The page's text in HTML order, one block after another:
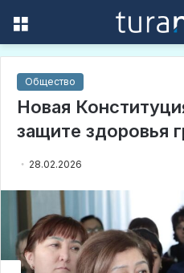
Общество
Новая
защите здоровья
28.02.2026